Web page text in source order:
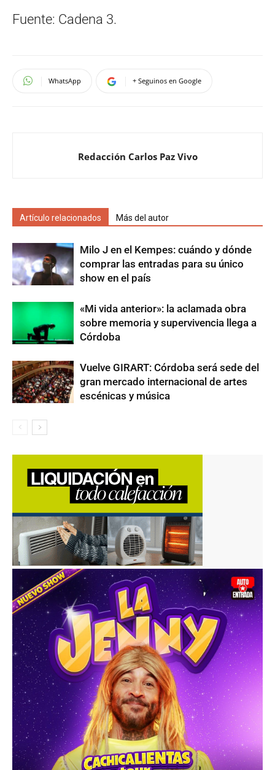
Fuente: Cadena 3.
WhatsApp + Seguinos en Google
Redacción Carlos Paz Vivo
Artículo relacionados Más del autor
Milo J en el Kempes: cuándo y dónde
comprar las entradas para su único
show en el país
«Mi vida anterior»: la aclamada obra
sobre memoria y supervivencia llega a
Córdoba
Vuelve GIRART: Córdoba será sede del
gran mercado internacional de artes
escénicas y música